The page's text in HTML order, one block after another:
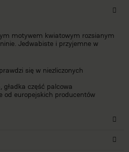
motywem kwiatowym rozsianym
Jedwabiste i przyjemne w
się w niezliczonych
gładka część palcowa
od europejskich producentów